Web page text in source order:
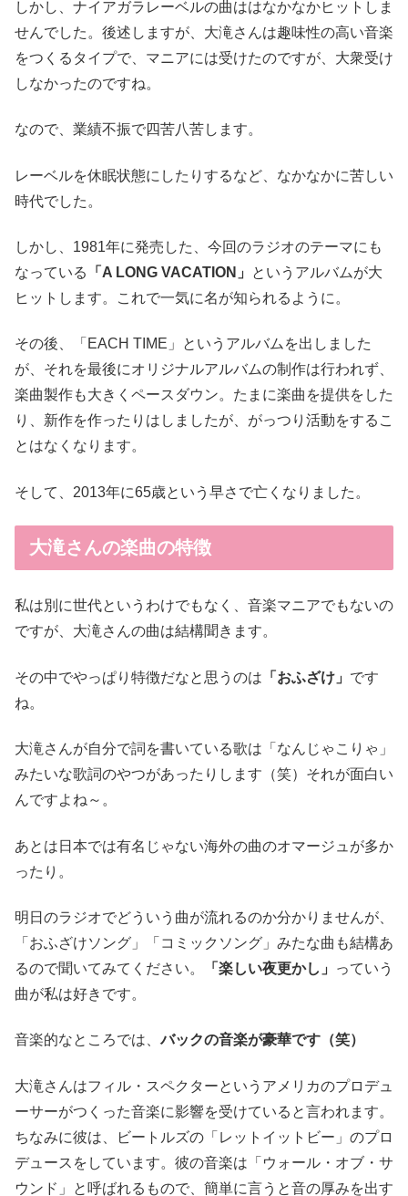
しかし、ナイアガラレーベルの曲ははなかなかヒットしま
せんでした。後述しますが、大滝さんは趣味性の高い音楽
をつくるタイプで、マニアには受けたのですが、大衆受け
しなかったのですね。
なので、業績不振で四苦八苦します。
レーベルを休眠状態にしたりするなど、なかなかに苦しい
時代でした。
しかし、1981年に発売した、今回のラジオのテーマにも
なっている
「A LONG VACATION」
というアルバムが大
ヒットします。これで一気に名が知られるように。
その後、「EACH TIME」というアルバムを出しました
が、それを最後にオリジナルアルバムの制作は行われず、
楽曲製作も大きくペースダウン。たまに楽曲を提供をした
り、新作を作ったりはしましたが、がっつり活動をするこ
とはなくなります。
そして、2013年に65歳という早さで亡くなりました。
大滝さんの楽曲の特徴
私は別に世代というわけでもなく、音楽マニアでもないの
ですが、大滝さんの曲は結構聞きます。
その中でやっぱり特徴だなと思うのは 「おふざけ」 です
ね。
大滝さんが自分で詞を書いている歌は「なんじゃこりゃ」
みたいな歌詞のやつがあったりします（笑）それが面白い
んですよね～。
あとは日本では有名じゃない海外の曲のオマージュが多か
ったり。
明日のラジオでどういう曲が流れるのか分かりませんが、
「おふざけソング」「コミックソング」みたな曲も結構あ
るので聞いてみてください。
「楽しい夜更かし」
っていう
曲が私は好きです。
音楽的なところでは、バックの音楽が豪華です（笑）
大滝さんはフィル・スペクターというアメリカのプロデュ
ーサーがつくった音楽に影響を受けていると言われます。
ちなみに彼は、ビートルズの「レットイットビー」のプロ
デュースをしています。彼の音楽は「ウォール・オブ・サ
ウンド」と呼ばれるもので、簡単に言うと音の厚みを出す